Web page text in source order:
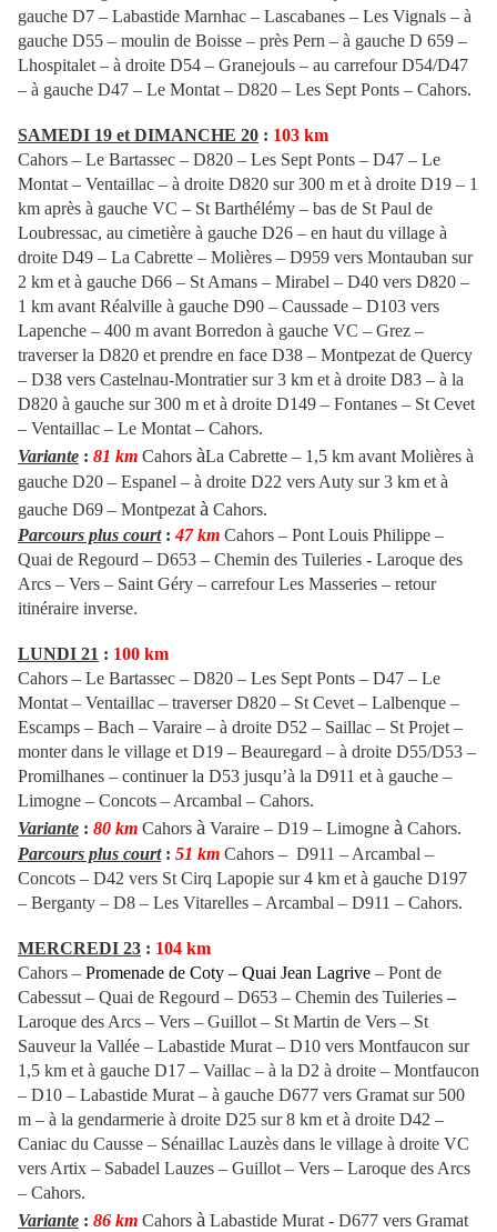
gauche D7 – Labastide Marnhac – Lascabanes – Les Vignals – à
gauche D55 – moulin de Boisse – près Pern – à gauche D 659 –
Lhospitalet – à droite D54 – Granejouls – au carrefour D54/D47
– à gauche D47 – Le Montat – D820 – Les Sept Ponts – Cahors.
SAMEDI 19 et DIMANCHE 20 : 103 km
Cahors – Le Bartassec – D820 – Les Sept Ponts – D47 – Le
Montat – Ventaillac – à droite D820 sur 300 m et à droite D19 – 1
km après à gauche VC – St Barthélémy – bas de St Paul de
Loubressac, au cimetière à gauche D26 – en haut du village à
droite D49 – La Cabrette – Molières – D959 vers Montauban sur
2 km et à gauche D66 – St Amans – Mirabel – D40 vers D820 –
1 km avant Réalville à gauche D90 – Caussade – D103 vers
Lapenche – 400 m avant Borredon à gauche VC – Grez –
traverser la D820 et prendre en face D38 – Montpezat de Quercy
– D38 vers Castelnau-Montratier sur 3 km et à droite D83 – à la
D820 à gauche sur 300 m et à droite D149 – Fontanes – St Cevet
– Ventaillac – Le Montat – Cahors.
Variante : 81 km Cahors àLa Cabrette – 1,5 km avant Molières à
gauche D20 – Espanel – à droite D22 vers Auty sur 3 km et à
gauche D69 – Montpezat à Cahors.
Parcours plus court: 47 km Cahors – Pont Louis Philippe –
Quai de Regourd – D653 – Chemin des Tuileries - Laroque des
Arcs – Vers – Saint Géry – carrefour Les Masseries – retour
itinéraire inverse.
LUNDI 21 : 100 km
Cahors – Le Bartassec – D820 – Les Sept Ponts – D47 – Le
Montat – Ventaillac – traverser D820 – St Cevet – Lalbenque –
Escamps – Bach – Varaire – à droite D52 – Saillac – St Projet –
monter dans le village et D19 – Beauregard – à droite D55/D53 –
Promilhanes – continuer la D53 jusqu’à la D911 et à gauche –
Limogne – Concots – Arcambal – Cahors.
Variante : 80 km Cahors à Varaire – D19 – Limogne à Cahors.
Parcours plus court: 51 km Cahors – D911 – Arcambal –
Concots – D42 vers St Cirq Lapopie sur 4 km et à gauche D197
– Berganty – D8 – Les Vitarelles – Arcambal – D911 – Cahors.
MERCREDI 23 : 104 km
Cahors – Promenade de Coty – Quai Jean Lagrive – Pont de
Cabessut – Quai de Regourd – D653 – Chemin des Tuileries –
Laroque des Arcs – Vers – Guillot – St Martin de Vers – St
Sauveur la Vallée – Labastide Murat – D10 vers Montfaucon sur
1,5 km et à gauche D17 – Vaillac – à la D2 à droite – Montfaucon
– D10 – Labastide Murat – à gauche D677 vers Gramat sur 500
m – à la gendarmerie à droite D25 sur 8 km et à droite D42 –
Caniac du Causse – Sénaillac Lauzès dans le village à droite VC
vers Artix – Sabadel Lauzes – Guillot – Vers – Laroque des Arcs
– Cahors.
Variante : 86 km Cahors à Labastide Murat - D677 vers Gramat